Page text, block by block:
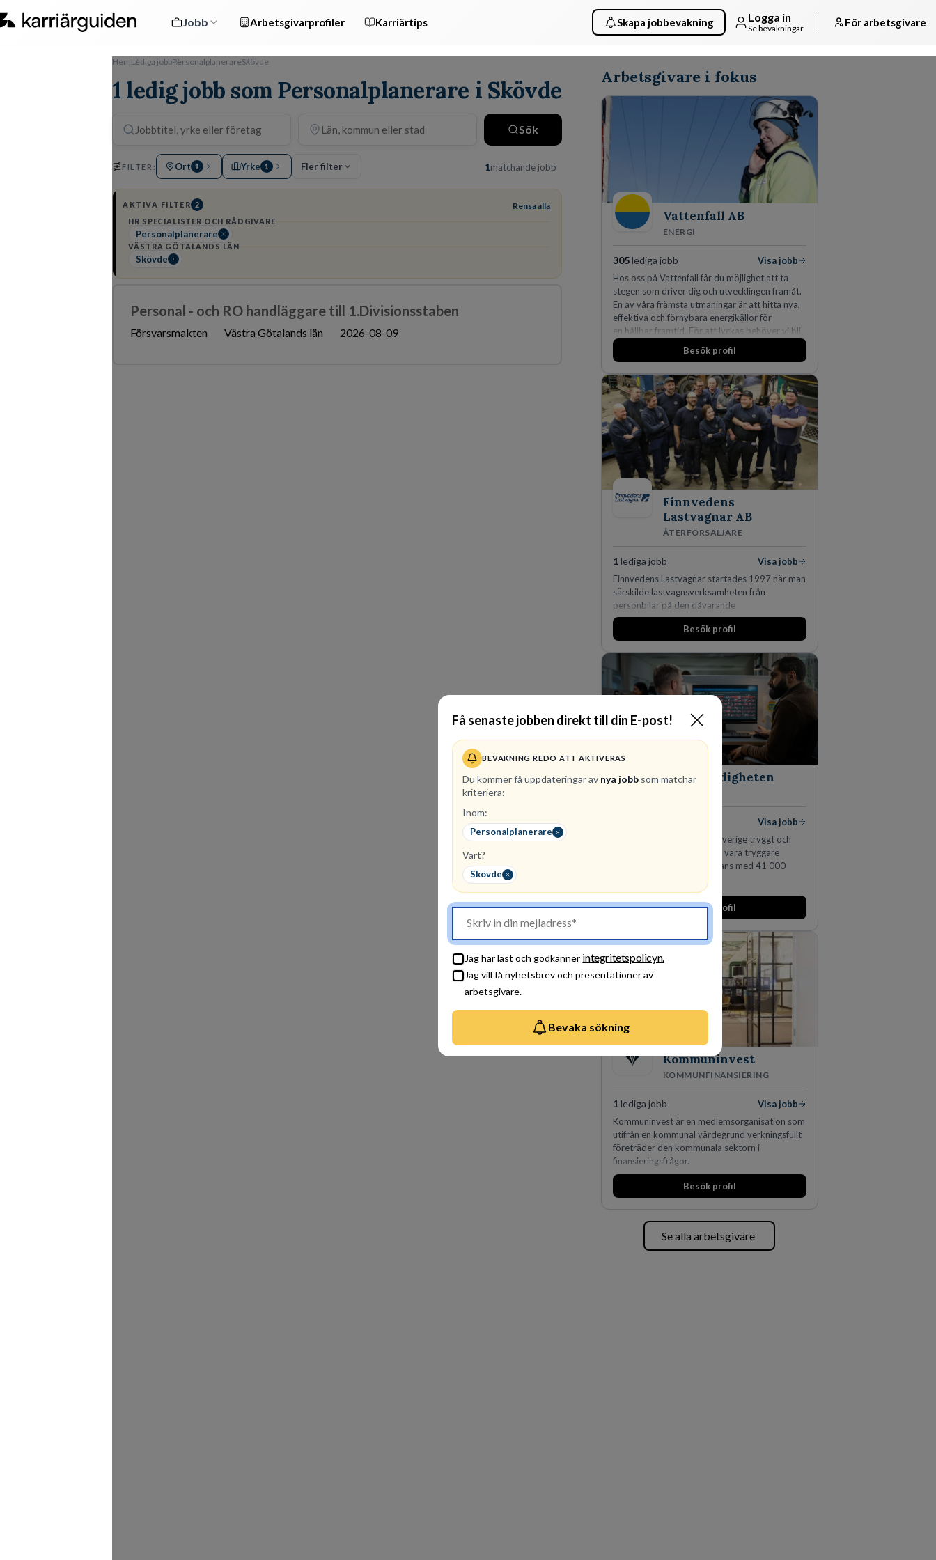
Jobb Arbetsgivarprofiler Karriärtips Skapa jobbevakning Logga in
Se bevakningar För arbetsgivare
Få senaste jobben direkt till din E-post!
BEVAKNING REDO ATT AKTIVERAS
Du kommer få uppdateringar av nya jobb som matchar
kriteriera:
Inom:
Personalplanerare
Vart?
Skövde
Jag har läst och godkänner integritetspolicyn.
Jag vill få nyhetsbrev och presentationer av
arbetsgivare.
Bevaka sökning
HemLediga jobbPersonalplanerareSkövde
1 ledig jobb som Personalplanerare i Skövde
Sök
FILTER: Ort 1 Yrke 1 Fler filter 1matchande jobb
AKTIVA FILTER 2 Rensa alla
HR SPECIALISTER OCH RÅDGIVARE
Personalplanerare
VÄSTRA GÖTALANDS LÄN
Skövde
Personal - och RO handläggare till 1.Divisionsstaben
Försvarsmakten Västra Götalands län 2026-08-09
Arbetsgivare i fokus
Vattenfall AB
ENERGI
305lediga jobb
Visa jobb
Hos oss på Vattenfall får du möjlighet att ta
stegen som driver dig och utvecklingen framåt.
En av våra främsta utmaningar är att hitta nya,
effektiva och förnybara energikällor för
en hållbar framtid. För att lyckas behöver vi bli
fler medarbetare som vill göra skillnad.
Besök profil
Finnvedens
Lastvagnar AB
ÅTERFÖRSÄLJARE
1lediga jobb
Visa jobb
Finnvedens Lastvagnar startades 1997 när man
särskilde lastvagnsverksamheten från
personbilar på den dåvarande
huvudanläggningen i Värnamo. Sedan dess har
man expanderat kraftigt genom ett antal
den största privata återförsäljaren av Volvo
Lastvagnar och finns representerade på 20
orter i södra Sverige.
Besök profil
Polismyndigheten
Visa jobb
Ett uppdrag att göra hela Sverige tryggt och
säkert. Ett Sverige som ska vara tryggare
imorgon än idag. Tillsammans med 41 000
Besök profil
Kommuninvest
KOMMUNFINANSIERING
1lediga jobb
Visa jobb
Kommuninvest är en medlemsorganisation som
utifrån en kommunal värdegrund verkningsfullt
företräder den kommunala sektorn i
finansieringsfrågor.
Besök profil
Se alla arbetsgivare